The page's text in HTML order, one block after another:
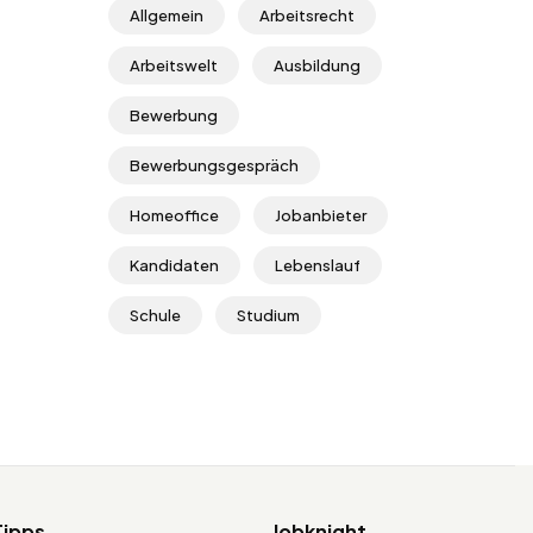
Allgemein Arbeitsrecht
Arbeitswelt Ausbildung
Bewerbung
Bewerbungsgespräch
Homeoffice Jobanbieter
Kandidaten Lebenslauf
Schule Studium